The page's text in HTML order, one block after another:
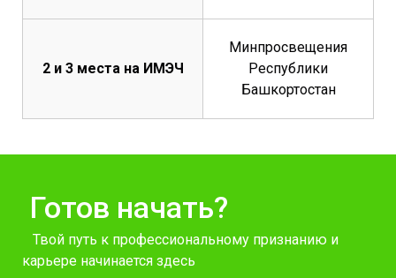
2 и 3 места на ИМЭЧ
Минпросвещения
Республики
Башкортостан
Готов начать?
Твой путь к профессиональному признанию и
карьере начинается здесь